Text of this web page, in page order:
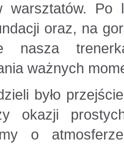
warsztatów.
oraz, na
nasza
ważnych
było
okazji
o